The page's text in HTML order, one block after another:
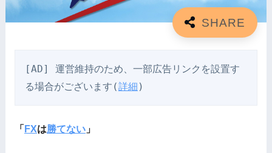
[AD] 運営維持のため、一部広告リンクを設置す
る場合がございます(詳細 )
「 FXは勝てない」